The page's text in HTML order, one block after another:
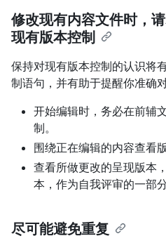
修改现有内容文件时，
现有版本控制
保持对现有版本控制的认识将
制语句，并有助于提醒你准确
开始编辑时，务必在前辅
制。
围绕正在编辑的内容查看
查看所做更改的呈现版本
本，作为自我评审的一部分
尽可能避免重复